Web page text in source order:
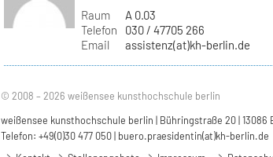
Raum
A 0.03
Telefon
030 / 47705 266
Email
assistenz(at)kh-berlin.de
© 2008 – 2026 weißensee kunsthochschule berlin
weißensee kunsthochschule berlin | Bühringstraße 20 | 13086
Telefon: +49(0)30 477 050 | buero.praesidentin(at)kh-berlin.de